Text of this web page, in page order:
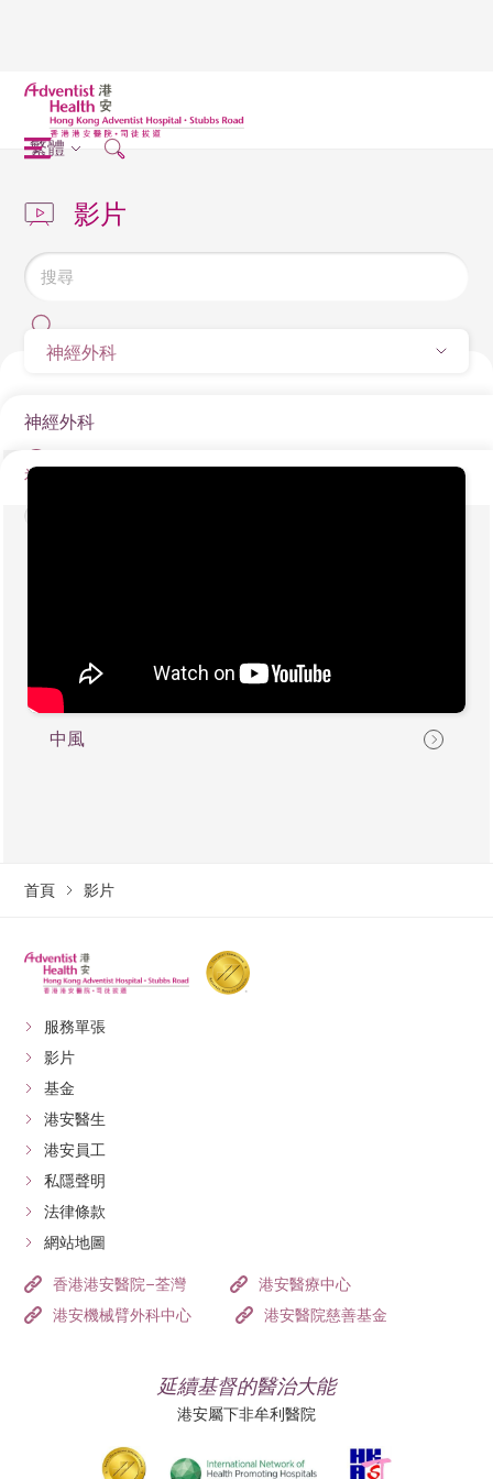
繁體
影片
神經外科
神經外科
神經外科
中風
首頁 影片
服務單張
影片
基金
港安醫生
港安員工
私隱聲明
法律條款
網站地圖
香港港安醫院–荃灣
港安醫療中心
港安機械臂外科中心
港安醫院慈善基金
延續基督的醫治大能
港安屬下非牟利醫院